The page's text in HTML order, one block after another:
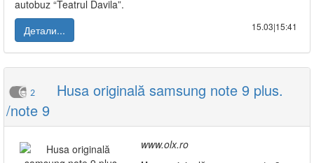
autobuz “Teatrul Davila”.
Детали...
15.03|15:41
2
Husa originală samsung note 9 plus.
/note 9
www.olx.ro